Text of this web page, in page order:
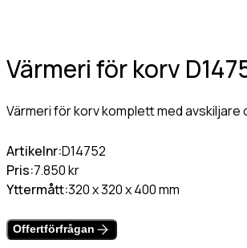
Värmeri för korv
Värmeri för korv komplett med avskiljare
Artikelnr:D14752
Pris:7.850 kr
Yttermått:320 x 320 x 400 mm
Offertförfrågan
(Obligatoriskt)
godkänner